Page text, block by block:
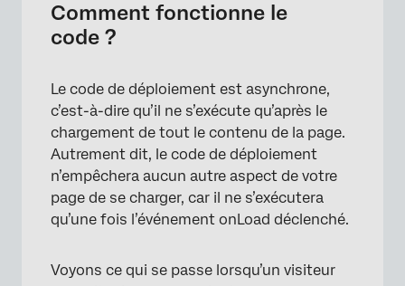
Comment fonctionne le
code ?
Le code de déploiement est asynchrone,
c’est-à-dire qu’il ne s’exécute qu’après le
chargement de tout le contenu de la page.
Autrement dit, le code de déploiement
n’empêchera aucun autre aspect de votre
page de se charger, car il ne s’exécutera
qu’une fois l’événement onLoad déclenché.
Voyons ce qui se passe lorsqu’un visiteur